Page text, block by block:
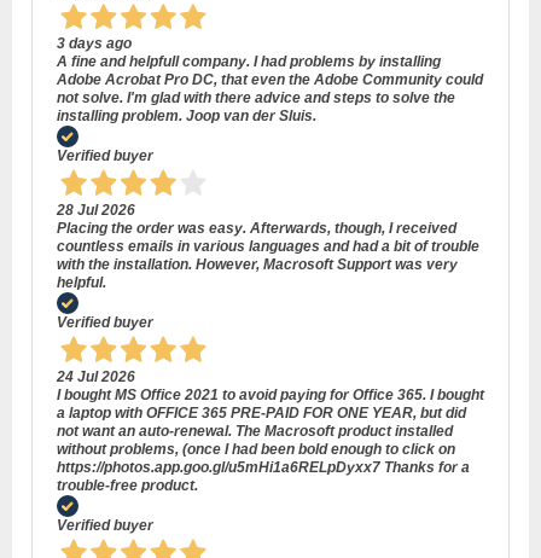
3 days ago
A fine and helpfull company. I had problems by installing
Adobe Acrobat Pro DC, that even the Adobe Community could
not solve. I'm glad with there advice and steps to solve the
installing problem. Joop van der Sluis.
Verified buyer
28 Jul 2026
Placing the order was easy. Afterwards, though, I received
countless emails in various languages and had a bit of trouble
with the installation. However, Macrosoft Support was very
helpful.
Verified buyer
24 Jul 2026
I bought MS Office 2021 to avoid paying for Office 365. I bought
a laptop with OFFICE 365 PRE-PAID FOR ONE YEAR, but did
not want an auto-renewal. The Macrosoft product installed
without problems, (once I had been bold enough to click on
https://photos.app.goo.gl/u5mHi1a6RELpDyxx7 Thanks for a
trouble-free product.
Verified buyer